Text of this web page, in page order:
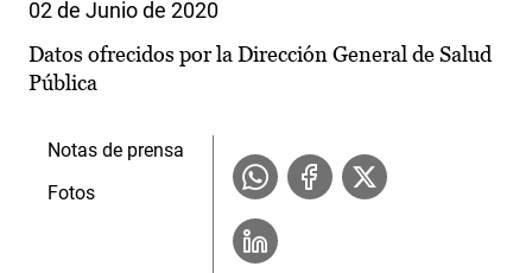
02 de Junio de 2020
Datos ofrecidos por la Dirección General de Salud
Pública
Notas de prensa
Fotos